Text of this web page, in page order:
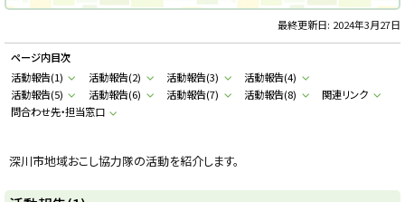
a
F
u
k
a
g
a
c
t
最終更新日: 2024年3月27日
ページ内目次
活動報告(1)
活動報告(2) 活動報告(3)
活動報告(4)
活動報告(5)
活動報告(6) 活動報告(7) 活動報告(8)
関連リンク
問合わせ先・担当窓口
深川市地域おこし協力隊の活動を紹介します。